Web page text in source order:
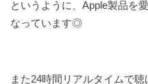
というように、Apple製品を
なっています◎
また24時間リアルタイムで